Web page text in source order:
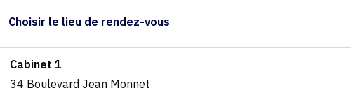
Choisir le lieu de rendez-vous
Cabinet 1
34 Boulevard Jean Monnet